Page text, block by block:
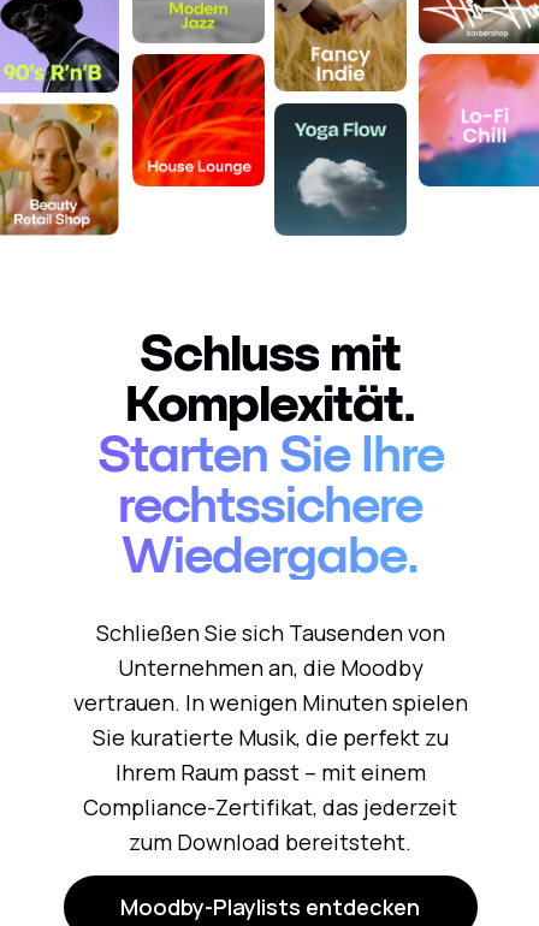
Schließen Sie sich Tausenden von
Unternehmen an, die Moodby
vertrauen. In wenigen Minuten spielen
Sie kuratierte Musik, die perfekt zu
Ihrem Raum passt – mit einem
Compliance-Zertifikat, das jederzeit
zum Download bereitsteht.
Moodby-Playlists entdecken
Schluss mit
Komplexität.
Starten Sie Ihre
rechtssichere
Wiedergabe.